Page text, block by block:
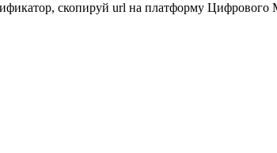
скопируй url на платформу